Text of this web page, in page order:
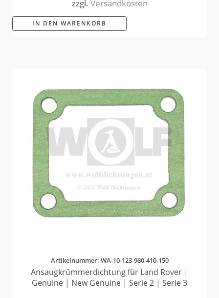
zzgl. Versandkosten
IN DEN WARENKORB
Artikelnummer: WA-10-123-980-410-150
Ansaugkrümmerdichtung für Land Rover |
Genuine | New Genuine | Serie 2 | Serie 3